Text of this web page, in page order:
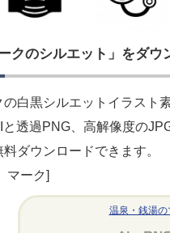
クのシルエット」をダウ
白黒シルエットイラスト素
透過PNG、高解像度の
ダウンロードできます。
マーク]
温泉・銭湯の